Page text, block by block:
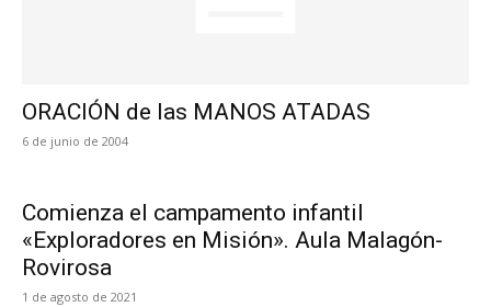
ORACIÓN de las MANOS ATADAS
6 de junio de 2004
Comienza el campamento infantil
«Exploradores en Misión». Aula Malagón-
Rovirosa
1 de agosto de 2021